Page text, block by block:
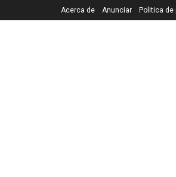
Acerca de Anunciar Politica de